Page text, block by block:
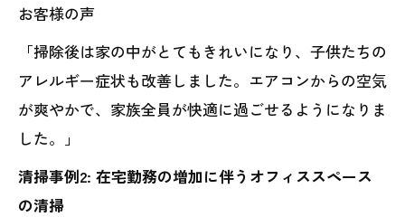
お客様の声
「掃除後は家の中がとてもきれいになり、子供たちの
アレルギー症状も改善しました。エアコンからの空気
が爽やかで、家族全員が快適に過ごせるようになりま
した。」
清掃事例2: 在宅勤務の増加に伴うオフィススペース
の清掃